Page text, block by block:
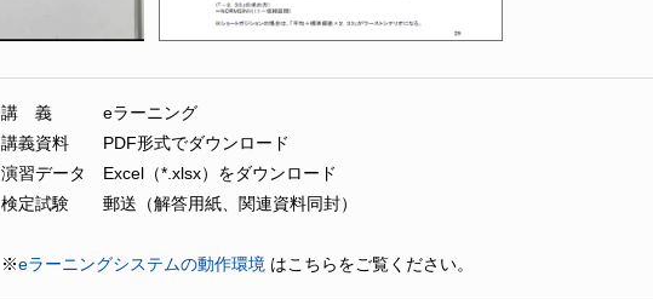
講 義 eラーニング
講義資料 PDF形式でダウンロード
演習データ Excel（*.xlsx）をダウンロード
検定試験 郵送（解答用紙、関連資料同封）
※eラーニングシステムの動作環境 はこちらをご覧ください。